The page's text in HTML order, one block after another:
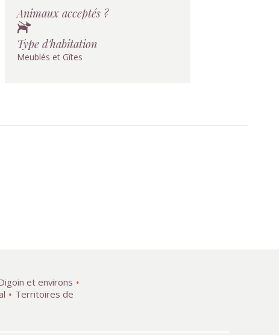
Animaux acceptés ?
Type d'habitation
Meublés et Gîtes
et environs
Territoires de